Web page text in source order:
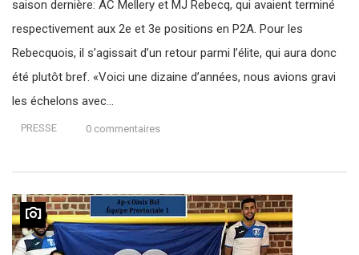
saison dernière: AC Mellery et MJ Rebecq, qui avaient terminé
respectivement aux 2e et 3e positions en P2A. Pour les
Rebecquois, il s’agissait d’un retour parmi l’élite, qui aura donc
été plutôt bref. «Voici une dizaine d’années, nous avions gravi
les échelons avec…
PRESSE 0 commentaires